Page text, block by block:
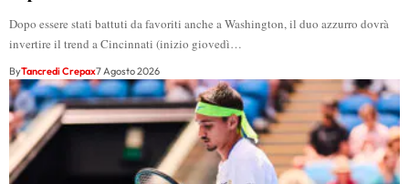
Dopo essere stati battuti da favoriti anche a Washington, il duo azzurro dovrà
invertire il trend a Cincinnati (inizio giovedì…
ByTancredi Crepax7 Agosto 2026